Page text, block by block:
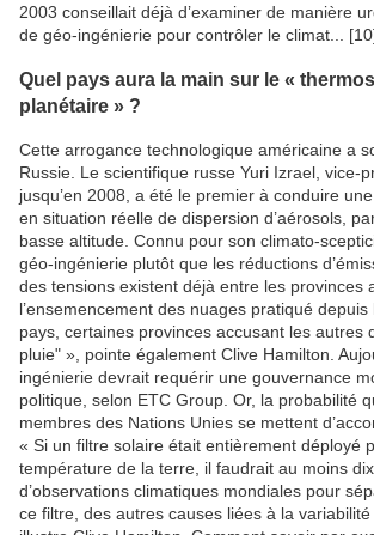
2003 conseillait déjà d’examiner de manière
de géo-ingénierie pour contrôler le climat...
Quel pays aura la main sur le «
planétaire » ?
Cette arrogance technologique américaine a
Russie. Le scientifique russe Yuri Izrael, vice-
jusqu’en 2008, a été le premier à conduire
en situation réelle de dispersion d’aérosols,
basse altitude. Connu pour son climato-
géo-ingénierie plutôt que les réductions
des tensions existent déjà entre les provinces
l’ensemencement des nuages pratiqué
pays, certaines provinces accusant les autres
pluie" », pointe également Clive Hamilton.
ingénierie devrait requérir une gouvernance
politique, selon ETC Group. Or, la probabilité
membres des Nations Unies se mettent
« Si un filtre solaire était entièrement déployé
température de la terre, il faudrait au moins
d’observations climatiques mondiales pour
ce filtre, des autres causes liées à la variabilité